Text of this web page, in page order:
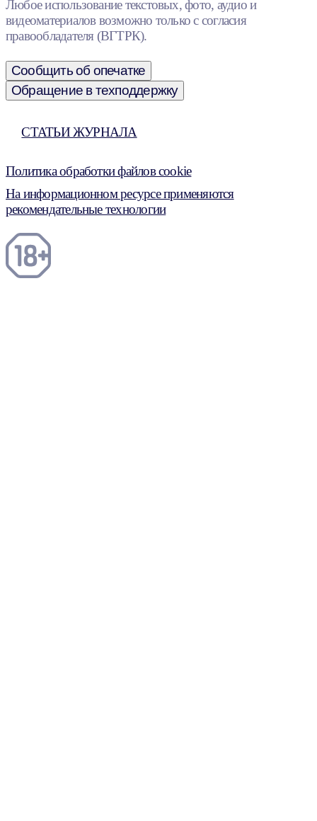
Любое использование текстовых, фото, аудио и
видеоматериалов возможно только с согласия
правообладателя (ВГТРК).
Сообщить об опечатке
Обращение в техподдержку
СТАТЬИ ЖУРНАЛА
Политика обработки файлов cookie
На информационном ресурсе применяются
рекомендательные технологии